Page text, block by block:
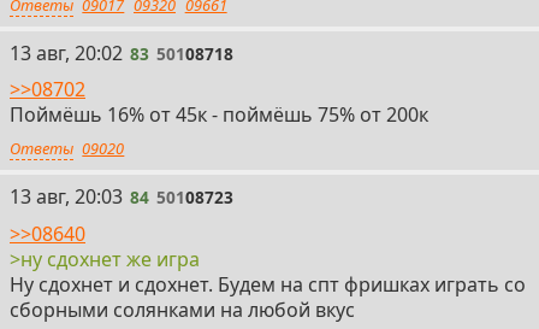
Ответы 09017 09320 09661
83
13 авг, 20:02 83 50108718
>>08702
Поймёшь 16% от 45к - поймёшь 75% от 200к
Ответы 09020
84
13 авг, 20:03 84 50108723
>>08640
>ну сдохнет же игра
Ну сдохнет и сдохнет. Будем на спт фришках играть со
сборными солянками на любой вкус